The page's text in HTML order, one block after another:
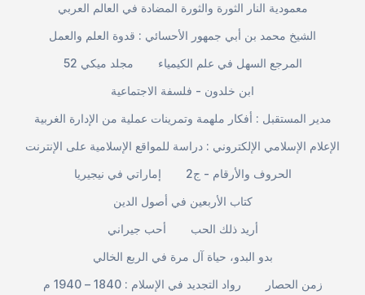
معمودية النار الثورة والثورة المضادة في العالم العربي
الشيخ محمد بن أبي جمهور الأحسائي : قدوة العلم والعمل
مجلد ميكي 52
المرجع السهل في علم الكيمياء
ابن خلدون - فلسفة الاجتماعية
مدير المستقبل : أفكار ملهمة وتمرينات عملية من الإدارة الغربية
الإعلام الإسلامي الإلكتروني : دراسة للمواقع الإسلامية على الإنترنت
إماراتي في نيجيريا
الحروف والأرقام - ج2
كتاب الأربعين في أصول الدين
أحب جيراني
أريد ذلك الحب
بدو البدو، حياة آل مرة في الربع الخالي
رواد التجديد في الإسلام : 1840 – 1940 م
زمن الحصار